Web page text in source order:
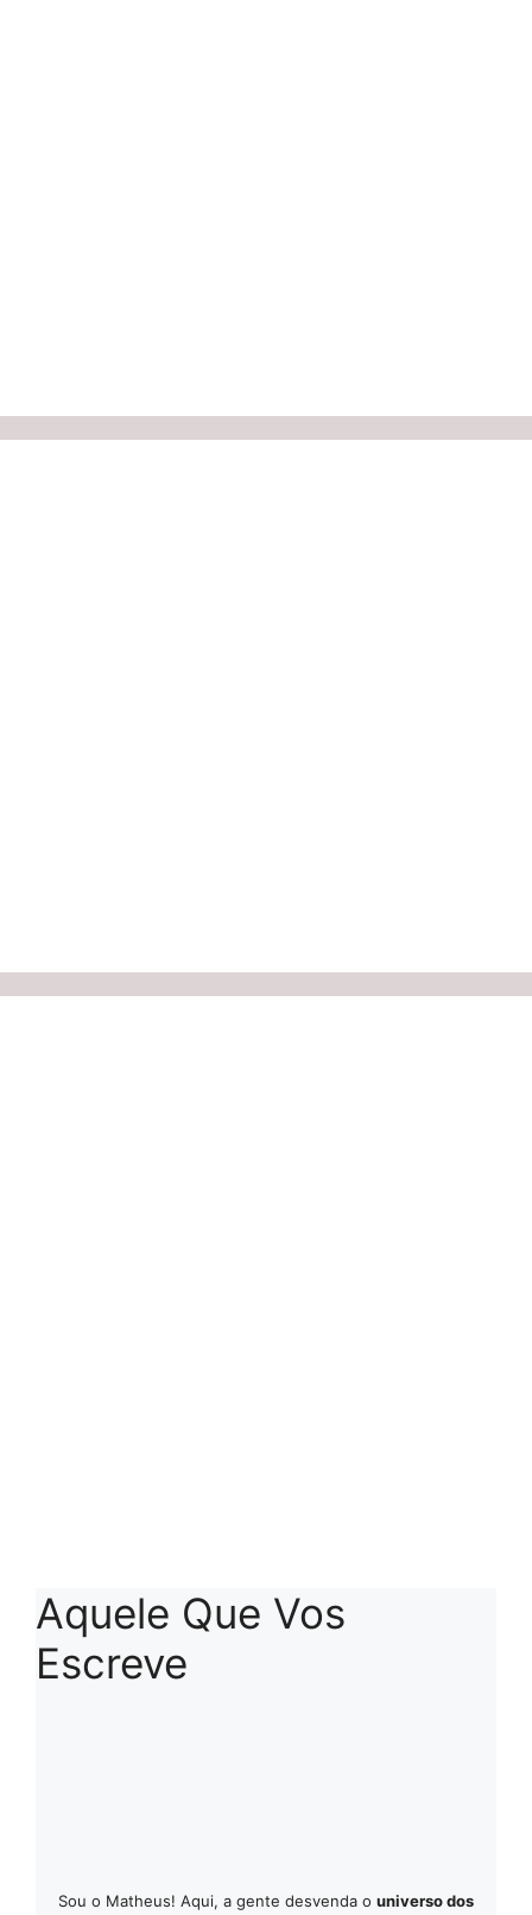
Aquele Que Vos
Escreve
Sou o Matheus! Aqui, a gente desvenda o universo dos